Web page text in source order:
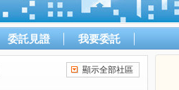
委託見證 我要委託
顯示全部社區